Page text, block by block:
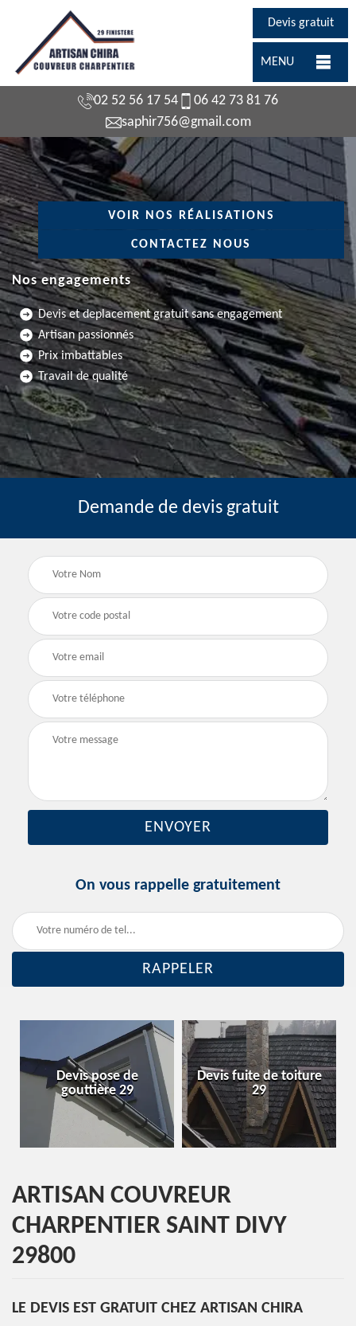
Devis gratuit
MENU
02 52 56 17 54
06 42 73 81 76
saphir756@gmail.com
VOIR NOS RÉALISATIONS
CONTACTEZ NOUS
Nos engagements
Devis et deplacement gratuit sans engagement
Artisan passionnés
Prix imbattables
Travail de qualité
Demande de devis gratuit
On vous rappelle gratuitement
Devis pose de
gouttière 29
Devis fuite de toiture
29
ARTISAN COUVREUR
CHARPENTIER SAINT DIVY
29800
LE DEVIS EST GRATUIT CHEZ ARTISAN CHIRA